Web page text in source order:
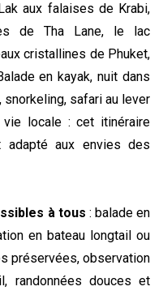
aux falaises de Krabi,
de Tha Lane, le lac
cristallines de Phuket,
en kayak, nuit dans
safari au lever
locale : cet itinéraire
aux envies des
à tous : balade en
en bateau longtail ou
préservées, observation
randonnées douces et